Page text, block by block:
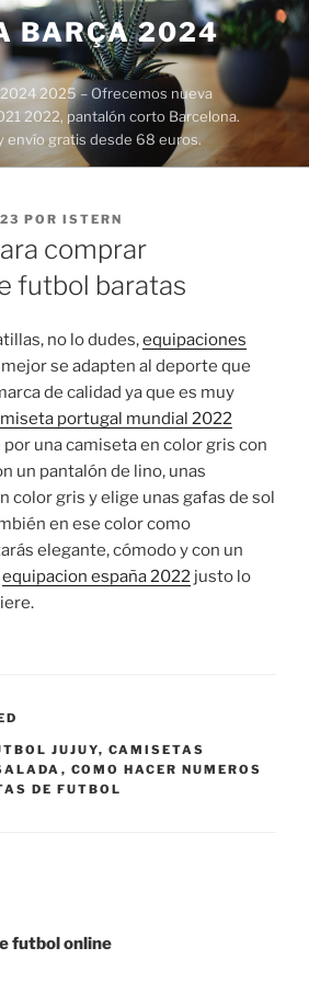
BARÇA 2024
2025 – Ofrecemos nueva
2022, pantalón corto Barcelona.
envío gratis desde 68 euros.
POR ISTERN
comprar
futbol baratas
no lo dudes,equipaciones
se adapten al deporte que
de calidad ya que es muy
portugal mundial 2022
una camiseta en color gris con
un pantalón de lino, unas
color gris y elige unas gafas de sol
en ese color como
elegante, cómodo y con un
equipacion españa 2022 justo lo
JUJUY, CAMISETAS
, COMO HACER NUMEROS
DE FUTBOL
futbol online